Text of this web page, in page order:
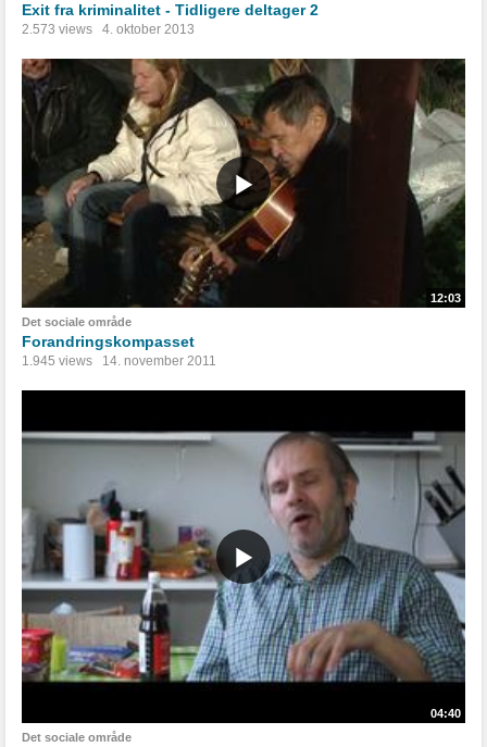
Exit fra kriminalitet - Tidligere deltager 2
2.573 views 4. oktober 2013
12:03
Det sociale område
Forandringskompasset
1.945 views 14. november 2011
04:40
Det sociale område